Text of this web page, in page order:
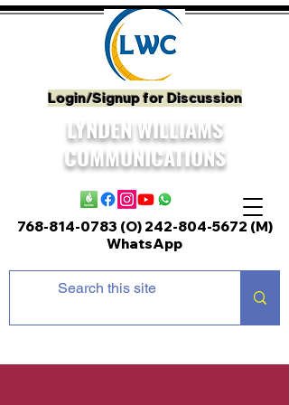
Login/Signup for Discussion
LYNDEN WILLIAMS
COMMUNICATIONS
768-814-0783 (O) 242-804-5672 (M)
WhatsApp